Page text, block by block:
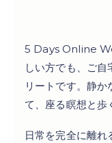
5 Days Online
しい方でも、ご自
リートです。静
て、座る瞑想と歩
日常を完全に離れ